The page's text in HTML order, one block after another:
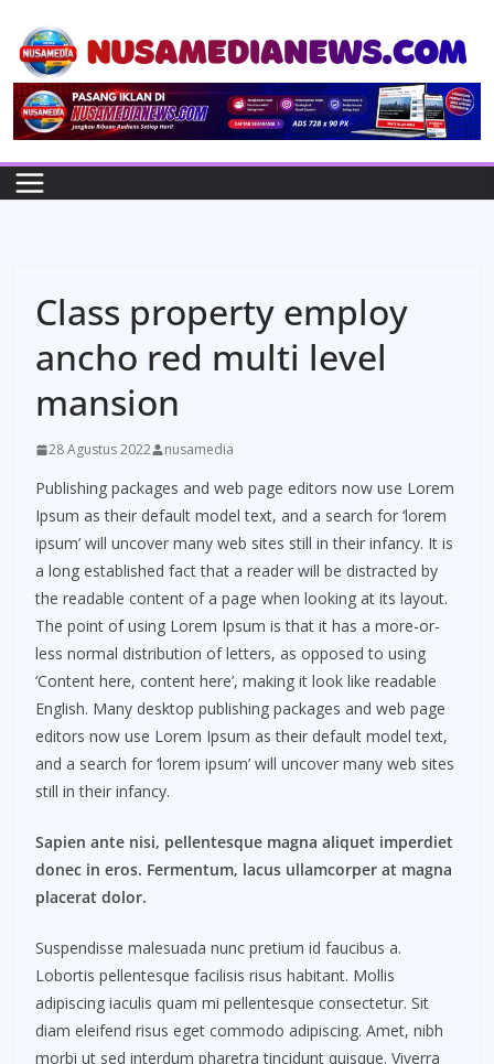
content
Class property employ
ancho red multi level
mansion
28 Agustus 2022 nusamedia
Publishing packages and web page editors now use Lorem
Ipsum as their default model text, and a search for ‘lorem
ipsum’ will uncover many web sites still in their infancy. It is
a long established fact that a reader will be distracted by
the readable content of a page when looking at its layout.
The point of using Lorem Ipsum is that it has a more-or-
less normal distribution of letters, as opposed to using
‘Content here, content here’, making it look like readable
English. Many desktop publishing packages and web page
editors now use Lorem Ipsum as their default model text,
and a search for ‘lorem ipsum’ will uncover many web sites
still in their infancy.
Sapien ante nisi, pellentesque magna aliquet imperdiet
donec in eros. Fermentum, lacus ullamcorper at magna
placerat dolor.
Suspendisse malesuada nunc pretium id faucibus a.
Lobortis pellentesque facilisis risus habitant. Mollis
adipiscing iaculis quam mi pellentesque consectetur. Sit
diam eleifend risus eget commodo adipiscing. Amet, nibh
morbi ut sed interdum pharetra tincidunt quisque. Viverra